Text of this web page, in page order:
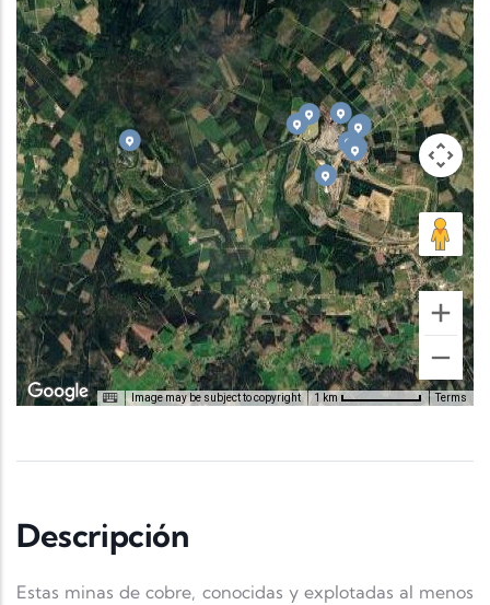
Image may be subject to copyright 1 km Terms
Descripción
Estas minas de cobre, conocidas y explotadas al menos